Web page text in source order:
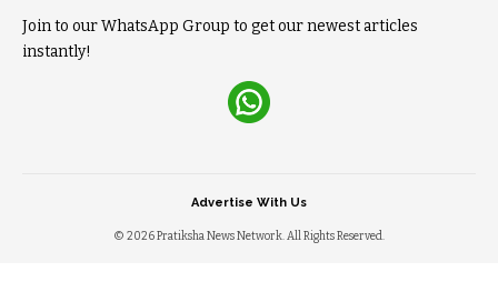
Join to our WhatsApp Group to get our newest articles
instantly!
© 2026 Pratiksha News Network. All Rights Reserved.
Advertise With Us